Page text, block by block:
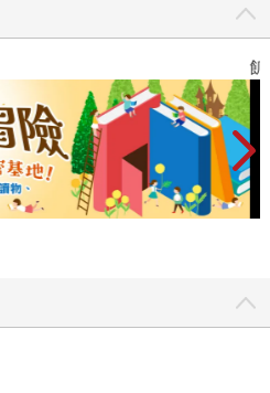
飢